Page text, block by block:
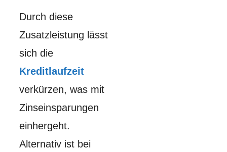
Durch diese
Zusatzleistung lässt
sich die
Kreditlaufzeit
verkürzen, was mit
Zinseinsparungen
einhergeht.
Alternativ ist bei